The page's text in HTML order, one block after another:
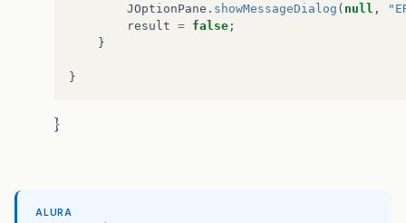
JOptionPane . showMessageDialog ( null ,
result = false ;
}
}
}
ALURA